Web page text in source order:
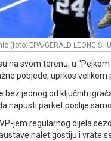
(foto: EPA/GERALD LEONG
na svom terenu, u
pobjede, uprkos
bez jednog od ključnih
napusti parket poslije
jem regularnog dijela
nalet gostiju i vrate